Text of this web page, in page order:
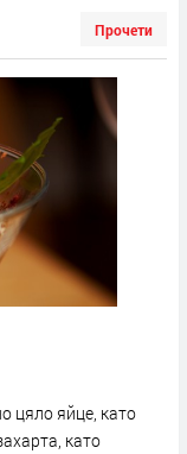
Прочети
цяло яйце, като
като